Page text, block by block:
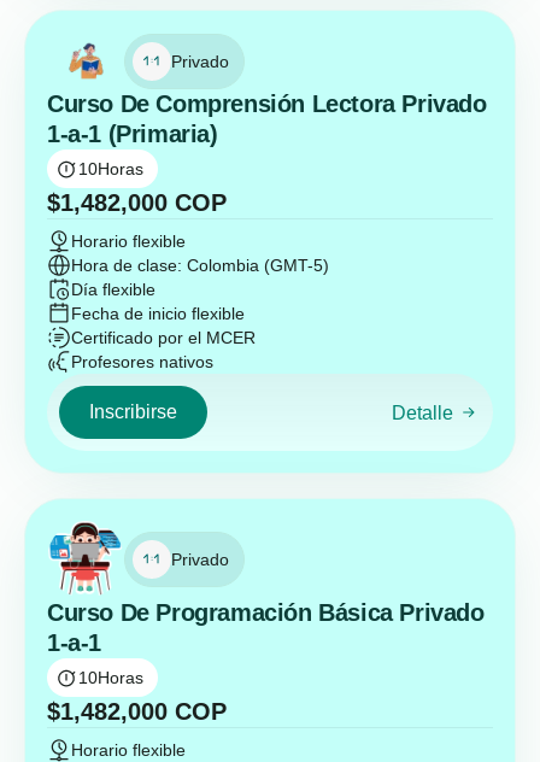
Privado
Curso De Comprensión Lectora Privado
1-a-1 (Primaria)
10Horas
$1,482,000 COP
Horario flexible
Hora de clase: Colombia (GMT-5)
Día flexible
Fecha de inicio flexible
Certificado por el MCER
Profesores nativos
Inscribirse Detalle
Privado
Curso De Programación Básica Privado
1-a-1
10Horas
$1,482,000 COP
Horario flexible